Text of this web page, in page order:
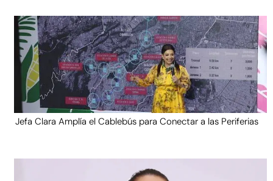
Jefa Clara Amplía el Cablebús para Conectar a las Periferias